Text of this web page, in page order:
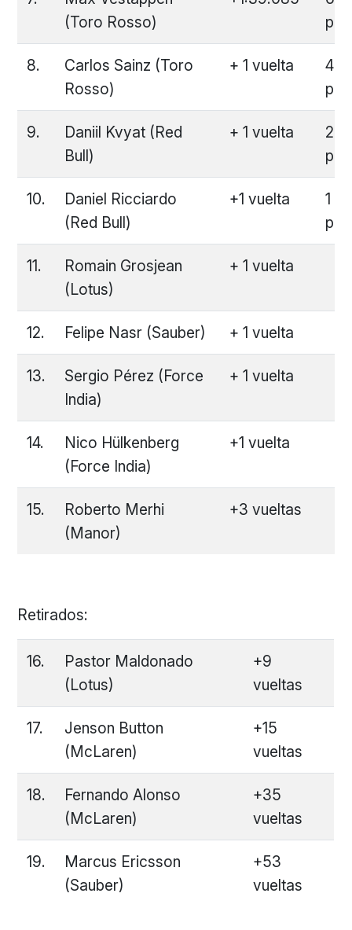
(Toro Rosso)
8.
Carlos Sainz (Toro
Rosso)
+ 1 vuelta
4
9.
Daniil Kvyat (Red
Bull)
+ 1 vuelta
2
10.
Daniel Ricciardo
(Red Bull)
+1 vuelta
1
11.
Romain Grosjean
(Lotus)
+ 1 vuelta
12. Felipe Nasr (Sauber) + 1 vuelta
13.
Sergio Pérez (Force
India)
+ 1 vuelta
14.
Nico Hülkenberg
(Force India)
+1 vuelta
15.
Roberto Merhi
(Manor)
+3 vueltas
Retirados:
16.
Pastor Maldonado
(Lotus)
+9
vueltas
17.
Jenson Button
(McLaren)
+15
vueltas
18.
Fernando Alonso
(McLaren)
+35
vueltas
19.
Marcus Ericsson
(Sauber)
+53
vueltas